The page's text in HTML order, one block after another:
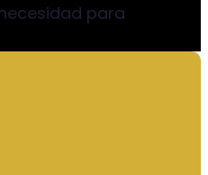
para